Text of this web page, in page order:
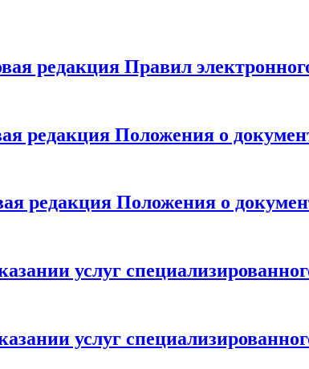
редакция Правил
редакция Положения о
редакция Положения о
услуг
услуг